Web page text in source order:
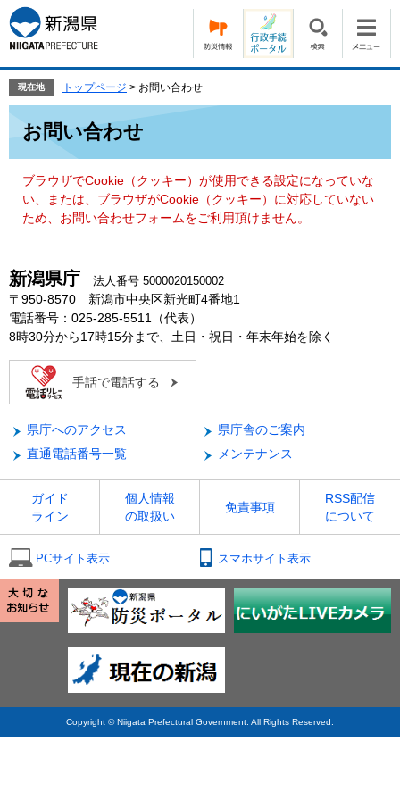
ー
ジ
の
頭
す。
ニ
ュ
ー
飛
て
現在地 トップページ > お問い合わせ
お問い合わせ
ブラウザでCookie（クッキー）が使用できる設定になっていな
い、または、ブラウザがCookie（クッキー）に対応していない
ため、お問い合わせフォームをご利用頂けません。
新潟県庁 法人番号 5000020150002
〒950-8570 新潟市中央区新光町4番地1
電話番号：025-285-5511（代表）
8時30分から17時15分まで、土日・祝日・年末年始を除く
手話で電話する
県庁へのアクセス
県庁舎のご案内
直通電話番号一覧
メンテナンス
ガイド
ライン
個人情報
の取扱い
免責事項
RSS配信
について
PCサイト表示 スマホサイト表示
Copyright © Niigata Prefectural Government. All Rights Reserved.